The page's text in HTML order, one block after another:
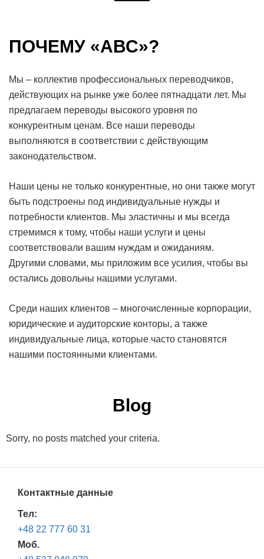
ПОЧЕМУ «АВС»?
Мы – коллектив профессиональных переводчиков,
действующих на рынке уже более пятнадцати лет. Мы
предлагаем переводы высокого уровня по
конкурентным ценам. Все наши переводы
выполняются в соответствии с действующим
законодательством.
Наши цены не только конкурентные, но они также могут
быть подстроены под индивидуальные нужды и
потребности клиентов. Мы эластичны и мы всегда
стремимся к тому, чтобы наши услуги и цены
соответствовали вашим нуждам и ожиданиям.
Другими словами, мы приложим все усилия, чтобы вы
остались довольны нашими услугами.
Среди наших клиентов – многочисленные корпорации,
юридические и аудиторские конторы, а также
индивидуальные лица, которые часто становятся
нашими постоянными клиентами.
Blog
Sorry, no posts matched your criteria.
Контактные данные
Тел:
+48 22 777 60 31
Моб.